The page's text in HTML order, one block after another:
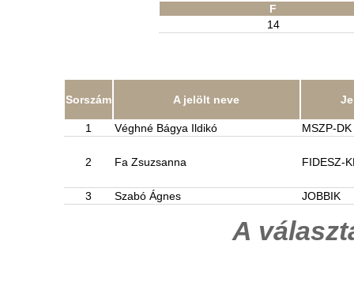
F
14
Sorszám A jelölt neve
1 Véghné Bágya Ildikó MSZP-DK
2 Fa Zsuzsanna FIDESZ-
3 Szabó Ágnes JOBBIK
A